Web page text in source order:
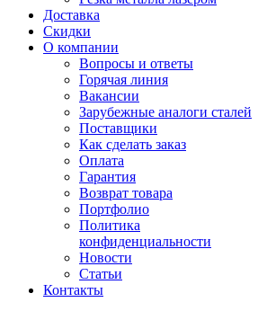
Доставка
Скидки
О компании
Вопросы и ответы
Горячая линия
Вакансии
Зарубежные аналоги сталей
Поставщики
Как сделать заказ
Оплата
Гарантия
Возврат товара
Портфолио
Политика
конфиденциальности
Новости
Статьи
Контакты